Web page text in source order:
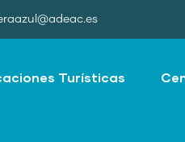
Turísticas